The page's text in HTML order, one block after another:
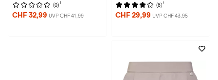
(0) 1
CHF 32,99 UVP CHF 41,99
(8) 1
CHF 29,99 UVP CHF 43,95